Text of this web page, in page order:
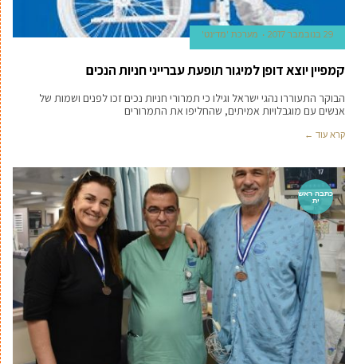
29 בנובמבר 2017 מערכת 'מדינט'
קמפיין יוצא דופן למיגור תופעת עברייני חניות הנכים
הבוקר התעוררו נהגי ישראל וגילו כי תמרורי חניות נכים זכו לפנים ושמות של
אנשים עם מוגבלויות אמיתים, שהחליפו את התמרורים
קרא עוד ←
כתבה ראש
ית